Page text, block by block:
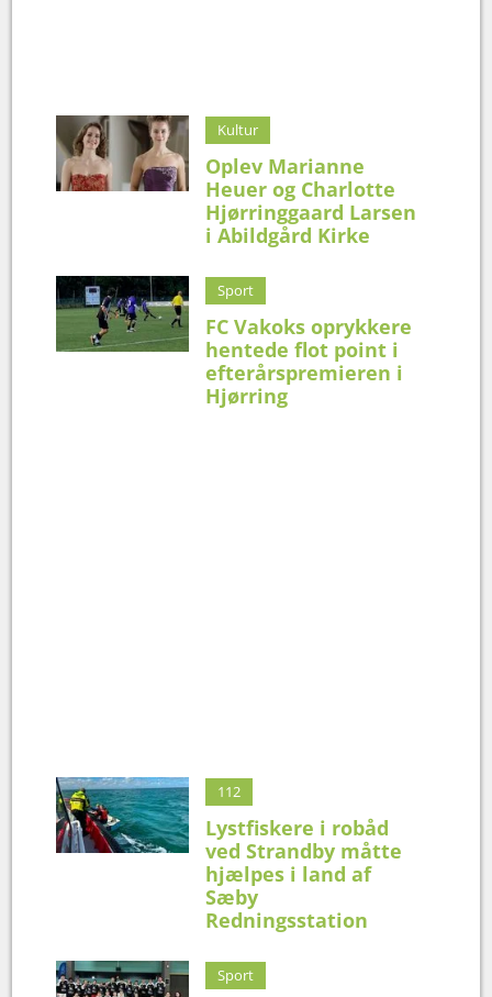
Kultur
Oplev Marianne
Heuer og Charlotte
Hjørringgaard Larsen
i Abildgård Kirke
Sport
FC Vakoks oprykkere
hentede flot point i
efterårspremieren i
Hjørring
112
Lystfiskere i robåd
ved Strandby måtte
hjælpes i land af
Sæby
Redningsstation
Sport